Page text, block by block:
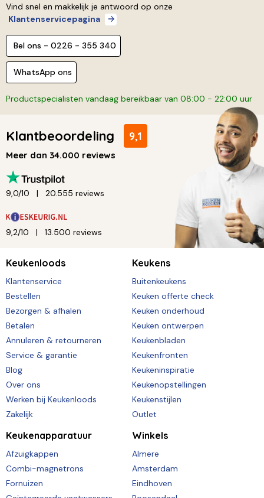
Vind snel en makkelijk je antwoord op onze
Klantenservicepagina
Bel ons - 0226 - 355 340
WhatsApp ons
Productspecialisten vandaag bereikbaar van 08:00 - 22:00 uur
Klantbeoordeling 9,1
Meer dan 34.000 reviews
9,0/10 20.555 reviews
9,2/10 13.500 reviews
Keukenloods
Klantenservice
Bestellen
Bezorgen & afhalen
Betalen
Annuleren & retourneren
Service & garantie
Blog
Over ons
Werken bij Keukenloods
Zakelijk
Keukens
Buitenkeukens
Keuken offerte check
Keuken onderhoud
Keuken ontwerpen
Keukenbladen
Keukenfronten
Keukeninspiratie
Keukenopstellingen
Keukenstijlen
Outlet
Keukenapparatuur
Afzuigkappen
Combi-magnetrons
Fornuizen
Winkels
Almere
Amsterdam
Eindhoven